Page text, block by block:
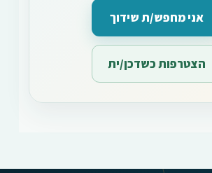
אני מחפש/ת שידוך
הצטרפות כשדכן/ית